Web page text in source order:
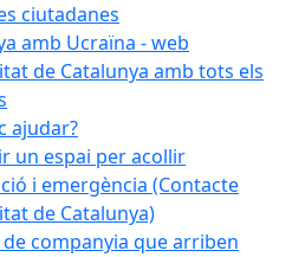
ciutadanes
amb Ucraïna - web
de Catalunya amb tots els
ajudar?
un espai per acollir
i emergència (Contacte
de Catalunya)
companyia que arriben